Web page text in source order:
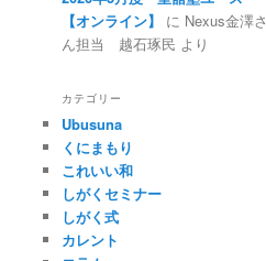
【オンライン】
に Nexus金澤さ
ん担当 越石琢民 より
カテゴリー
Ubusuna
くにまもり
これいい和
しがくセミナー
しがく式
カレント